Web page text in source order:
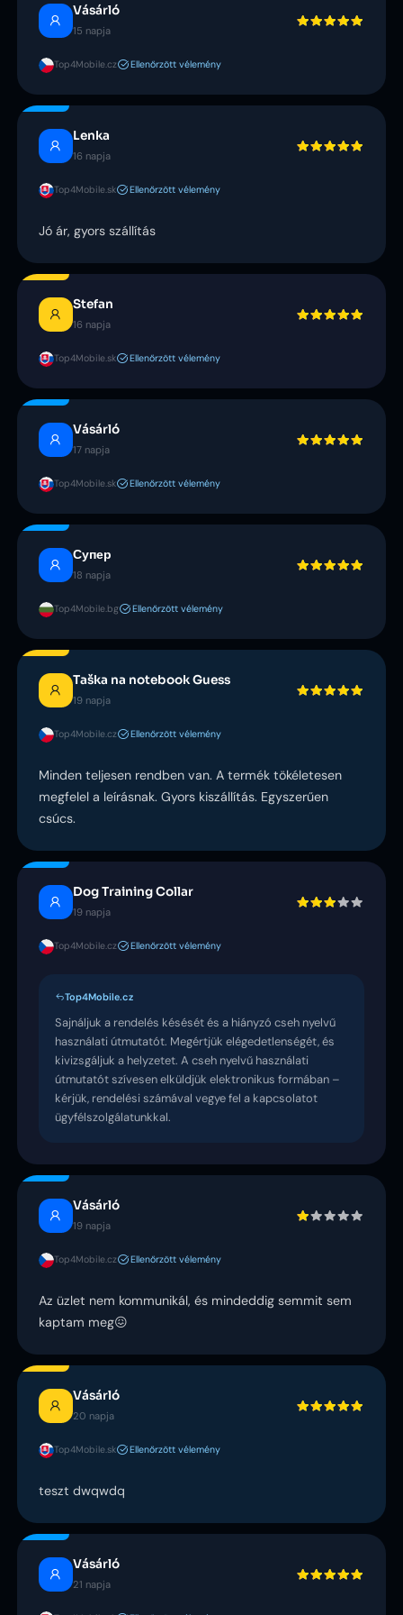
Vásárló
15 napja
Top4Mobile.cz Ellenőrzött vélemény
Lenka
16 napja
Top4Mobile.sk Ellenőrzött vélemény
Jó ár, gyors szállítás
Stefan
16 napja
Top4Mobile.sk Ellenőrzött vélemény
Vásárló
17 napja
Top4Mobile.sk Ellenőrzött vélemény
Супер
18 napja
Top4Mobile.bg Ellenőrzött vélemény
Taška na notebook Guess
19 napja
Top4Mobile.cz Ellenőrzött vélemény
Minden teljesen rendben van. A termék tökéletesen
megfelel a leírásnak. Gyors kiszállítás. Egyszerűen
csúcs.
Dog Training Collar
19 napja
Top4Mobile.cz Ellenőrzött vélemény
Top4Mobile.cz
Sajnáljuk a rendelés késését és a hiányzó cseh nyelvű
használati útmutatót. Megértjük elégedetlenségét, és
kivizsgáljuk a helyzetet. A cseh nyelvű használati
útmutatót szívesen elküldjük elektronikus formában –
kérjük, rendelési számával vegye fel a kapcsolatot
ügyfélszolgálatunkkal.
Vásárló
19 napja
Top4Mobile.cz Ellenőrzött vélemény
Az üzlet nem kommunikál, és mindeddig semmit sem
kaptam meg😖
Vásárló
20 napja
Top4Mobile.sk Ellenőrzött vélemény
teszt dwqwdq
Vásárló
21 napja